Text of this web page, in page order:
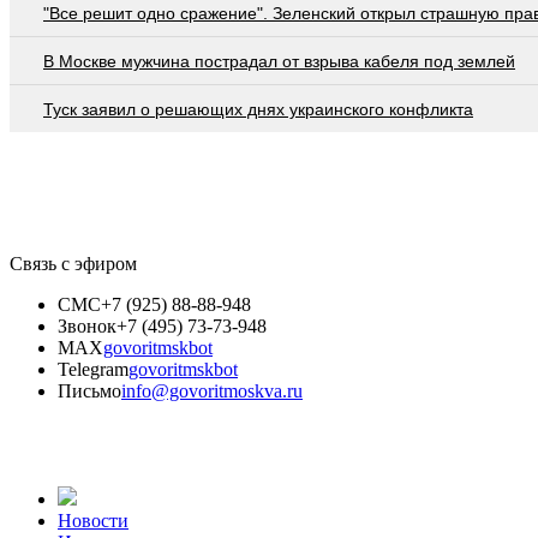
"Все решит одно сражение". Зеленский открыл страшную
В Москве мужчина пострадал от взрыва кабеля под землей
Туск заявил о решающих днях украинского конфликта
Связь с эфиром
СМС+7 (925) 88-88-948
Звонок+7 (495) 73-73-948
MAXgovoritmskbot
Telegramgovoritmskbot
Письмоinfo@govoritmoskva.ru
Новости